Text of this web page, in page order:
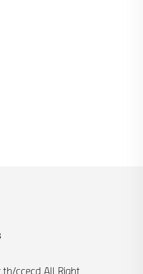
ccecd All Right